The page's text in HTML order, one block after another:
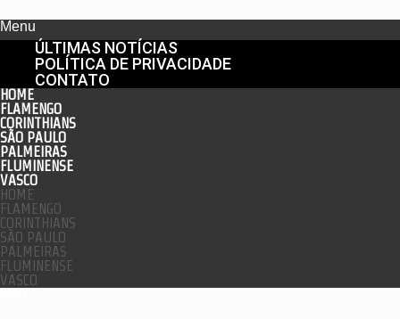
Menu
ÚLTIMAS NOTÍCIAS
POLÍTICA DE PRIVACIDADE
CONTATO
HOME
FLAMENGO
CORINTHIANS
SÃO PAULO
PALMEIRAS
FLUMINENSE
VASCO
HOME
FLAMENGO
CORINTHIANS
SÃO PAULO
PALMEIRAS
FLUMINENSE
VASCO